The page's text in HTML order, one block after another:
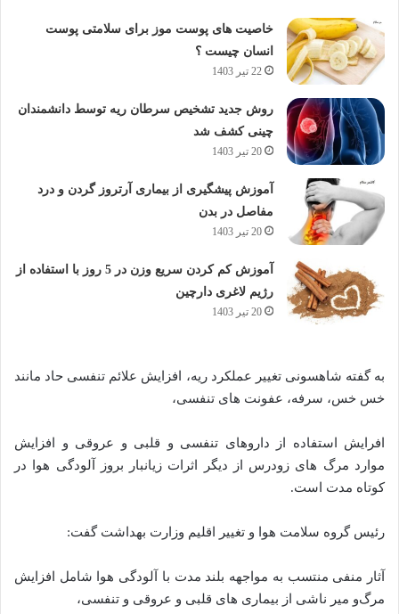
خاصیت های پوست موز برای سلامتی پوست
انسان چیست ؟
22 تیر 1403
روش جدید تشخیص سرطان ریه توسط دانشمندان
چینی کشف شد
20 تیر 1403
آموزش پیشگیری از بیماری آرتروز گردن و درد
مفاصل در بدن
20 تیر 1403
آموزش کم کردن سریع وزن در 5 روز با استفاده از
رژیم لاغری دارچین
20 تیر 1403
به گفته شاهسونی تغییر عملکرد ریه، افزایش علائم تنفسی حاد مانند
خس خس، سرفه، عفونت های تنفسی،
افرایش استفاده از داروهای تنفسی و قلبی و عروقی و افزایش
موارد مرگ های زودرس از دیگر اثرات زیانبار بروز آلودگی هوا در
کوتاه مدت است.
رئیس گروه سلامت هوا و تغییر اقلیم وزارت بهداشت گفت:
آثار منفی منتسب به مواجهه بلند مدت با آلودگی هوا شامل افزایش
مرگ‌و میر ناشی از بیماری های قلبی و عروقی و تنفسی،